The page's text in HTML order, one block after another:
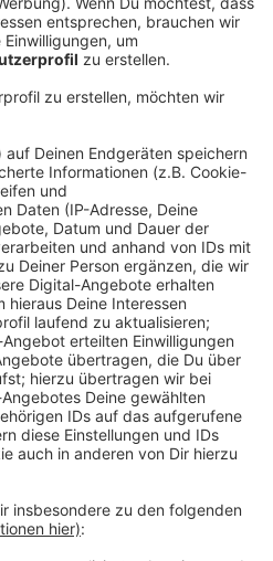
nur noch zweifach
ein negatives
Die Sorge der
dass noch weniger Gäste
in Olfen beispielsweise will
öffnen, wenn 2G+
schlicht zu teuer, um
begrüßen. Auch das Café
einen
ist das Essengehen
Planung verbunden.
fürs Testen nötig - das
sieht es das Team der
Kommt diese verschärfte
nötig. Für das Hotel
in Havixbeck
einmal mehr, wenn das
sei schon gebeutelt